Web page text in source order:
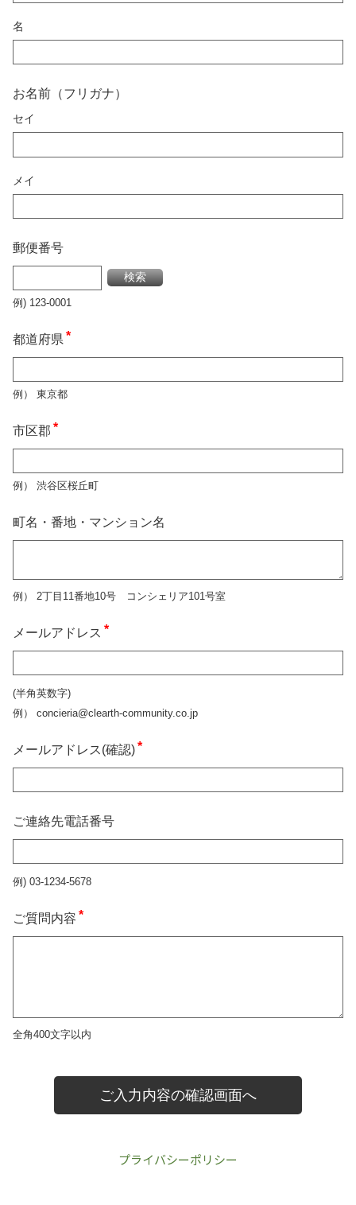
プライバシーポリシー